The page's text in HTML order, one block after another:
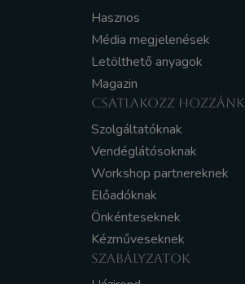
Hasznos
Média megjelenések
Letölthető anyagok
Magazin
CSATLAKOZZ HOZZÁNK
Szolgáltatóknak
Vendéglátósoknak
Workshop partnereknek
Előadóknak
Önkénteseknek
Kézműveseknek
SZABÁLYZATOK